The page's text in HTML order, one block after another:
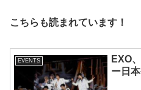
こちらも読まれています！
EVENTS
EXO
ー日